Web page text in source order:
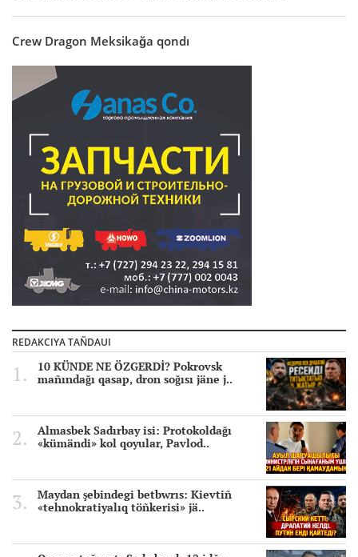
Crew Dragon Meksikağa qondı
REDAKCIYA TAÑDAUI
10 KÜNDE NE ÖZGERDİ? Pokrovsk
mañındağı qasap, dron soğısı jäne j..
Almasbek Sadırbay isi: Protokoldağı
«kümändi» kol qoyular, Pavlod..
Maydan şebindegi betbwrıs: Kievtiñ
«tehnokratiyalıq töñkerisi» jä..